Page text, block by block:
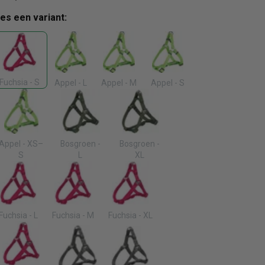
een variant:
- S Appel - L Appel - M Appel - S
- XS–
S
Bosgroen -
Bosgroen -
XL
- L Fuchsia - M Fuchsia - XL